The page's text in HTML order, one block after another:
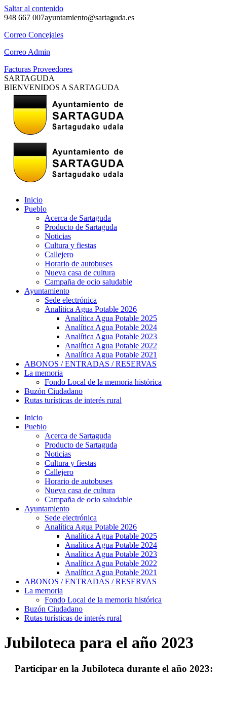
Saltar al contenido
948 667 007ayuntamiento@sartaguda.es
Correo Concejales
Correo Admin
Facturas Proveedores
SARTAGUDA
BIENVENIDOS A SARTAGUDA
Inicio
Pueblo
Acerca de Sartaguda
Producto de Sartaguda
Noticias
Cultura y fiestas
Callejero
Horario de autobuses
Nueva casa de cultura
Campaña de ocio saludable
Ayuntamiento
Sede electrónica
Analítica Agua Potable 2026
Analítica Agua Potable 2025
Analítica Agua Potable 2024
Analítica Agua Potable 2023
Analítica Agua Potable 2022
Analítica Agua Potable 2021
ABONOS / ENTRADAS / RESERVAS
La memoria
Fondo Local de la memoria histórica
Buzón Ciudadano
Rutas turísticas de interés rural
Inicio
Pueblo
Acerca de Sartaguda
Producto de Sartaguda
Noticias
Cultura y fiestas
Callejero
Horario de autobuses
Nueva casa de cultura
Campaña de ocio saludable
Ayuntamiento
Sede electrónica
Analítica Agua Potable 2026
Analítica Agua Potable 2025
Analítica Agua Potable 2024
Analítica Agua Potable 2023
Analítica Agua Potable 2022
Analítica Agua Potable 2021
ABONOS / ENTRADAS / RESERVAS
La memoria
Fondo Local de la memoria histórica
Buzón Ciudadano
Rutas turísticas de interés rural
Jubiloteca para el año 2023
Participar en la Jubiloteca durante el año 2023: